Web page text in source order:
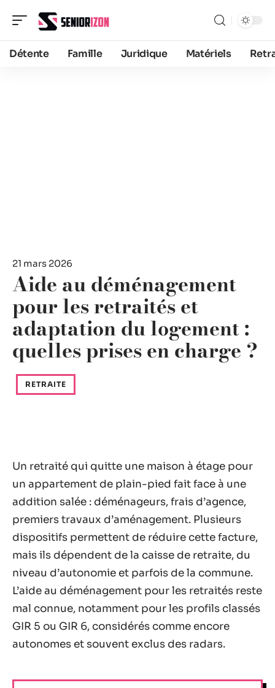
Détente Famille Juridique Matériels
21 mars 2026
Aide au déménagement
pour les retraités et
adaptation du logement :
quelles prises en charge ?
RETRAITE
Un retraité qui quitte une maison à étage pour
un appartement de plain-pied fait face à une
addition salée : déménageurs, frais d’agence,
premiers travaux d’aménagement. Plusieurs
dispositifs permettent de réduire cette facture,
mais ils dépendent de la caisse de retraite, du
niveau d’autonomie et parfois de la commune.
L’aide au déménagement pour les retraités reste
mal connue, notamment pour les profils classés
GIR 5 ou GIR 6, considérés comme encore
autonomes et souvent exclus des radars.